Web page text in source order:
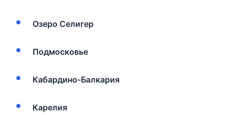
Озеро Селигер
Подмосковье
Кабардино-Балкария
Карелия